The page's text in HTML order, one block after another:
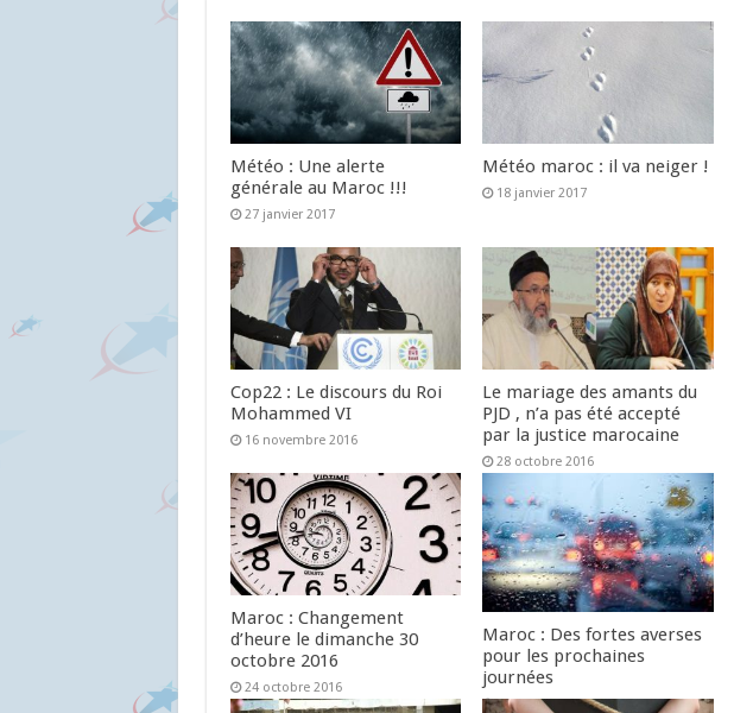
Météo : Une alerte
générale au Maroc !!!
27 janvier 2017
Météo maroc : il va neiger !
18 janvier 2017
Cop22 : Le discours du Roi
Mohammed VI
16 novembre 2016
Le mariage des amants du
PJD , n’a pas été accepté
par la justice marocaine
28 octobre 2016
Maroc : Changement
d’heure le dimanche 30
octobre 2016
24 octobre 2016
Maroc : Des fortes averses
pour les prochaines
journées
24 octobre 2016